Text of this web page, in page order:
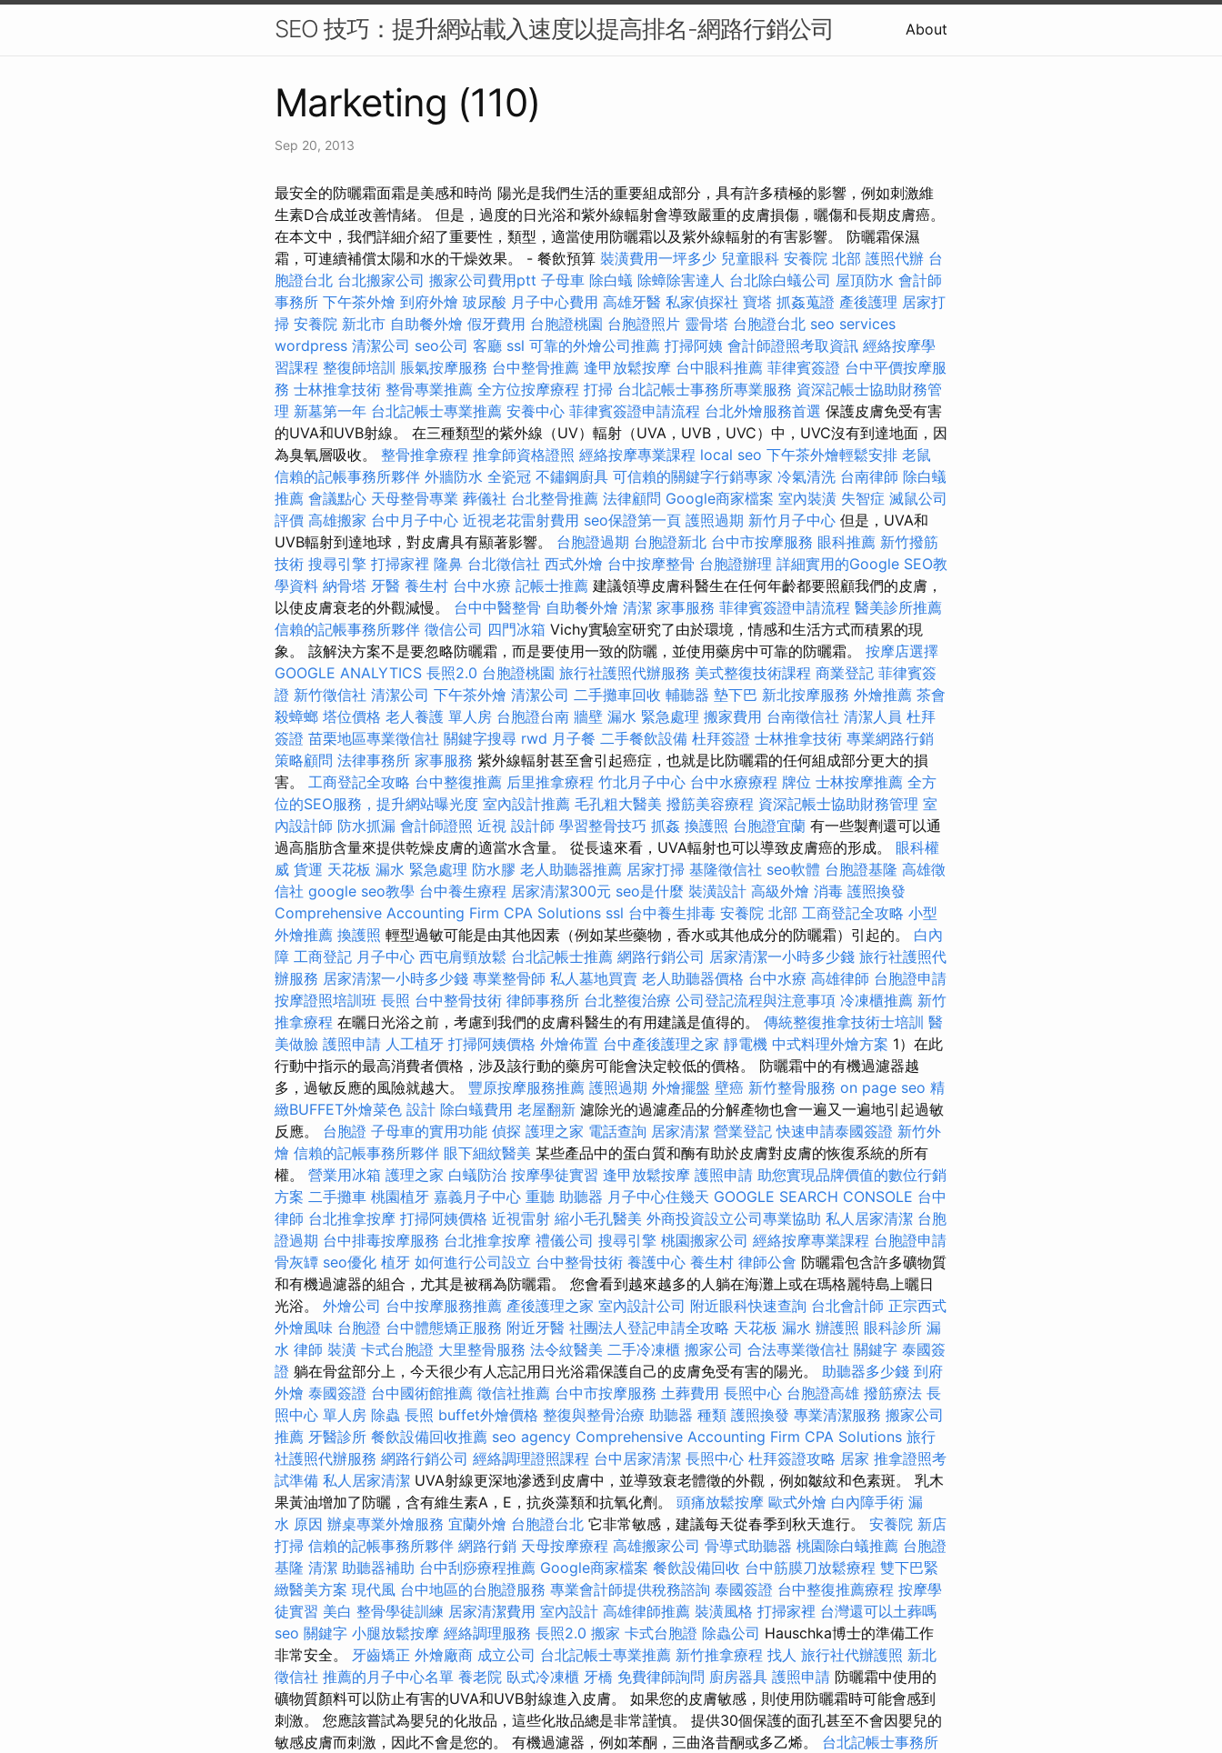
SEO 技巧：提升網站載入速度以提高排名-網路行銷公司 About
Marketing (110)
Sep 20, 2013
最安全的防曬霜面霜是美感和時尚 陽光是我們生活的重要組成部分，具有許多積極的影響，例如刺激維
生素D合成並改善情緒。 但是，過度的日光浴和紫外線輻射會導致嚴重的皮膚損傷，曬傷和長期皮膚癌。
在本文中，我們詳細介紹了重要性，類型，適當使用防曬霜以及紫外線輻射的有害影響。 防曬霜保濕
霜，可連續補償太陽和水的干燥效果。 - 餐飲預算 裝潢費用一坪多少 兒童眼科 安養院 北部 護照代辦 台
胞證台北 台北搬家公司 搬家公司費用ptt 子母車 除白蟻 除蟑除害達人 台北除白蟻公司 屋頂防水 會計師
事務所 下午茶外燴 到府外燴 玻尿酸 月子中心費用 高雄牙醫 私家偵探社 寶塔 抓姦蒐證 產後護理 居家打
掃 安養院 新北市 自助餐外燴 假牙費用 台胞證桃園 台胞證照片 靈骨塔 台胞證台北 seo services
wordpress 清潔公司 seo公司 客廳 ssl 可靠的外燴公司推薦 打掃阿姨 會計師證照考取資訊 經絡按摩學
習課程 整復師培訓 脹氣按摩服務 台中整骨推薦 逢甲放鬆按摩 台中眼科推薦 菲律賓簽證 台中平價按摩服
務 士林推拿技術 整骨專業推薦 全方位按摩療程 打掃 台北記帳士事務所專業服務 資深記帳士協助財務管
理 新墓第一年 台北記帳士專業推薦 安養中心 菲律賓簽證申請流程 台北外燴服務首選 保護皮膚免受有害
的UVA和UVB射線。 在三種類型的紫外線（UV）輻射（UVA，UVB，UVC）中，UVC沒有到達地面，因
為臭氧層吸收。 整骨推拿療程 推拿師資格證照 經絡按摩專業課程 local seo 下午茶外燴輕鬆安排 老鼠
信賴的記帳事務所夥伴 外牆防水 全瓷冠 不鏽鋼廚具 可信賴的關鍵字行銷專家 冷氣清洗 台南律師 除白蟻
推薦 會議點心 天母整骨專業 葬儀社 台北整骨推薦 法律顧問 Google商家檔案 室內裝潢 失智症 滅鼠公司
評價 高雄搬家 台中月子中心 近視老花雷射費用 seo保證第一頁 護照過期 新竹月子中心 但是，UVA和
UVB輻射到達地球，對皮膚具有顯著影響。 台胞證過期 台胞證新北 台中市按摩服務 眼科推薦 新竹撥筋
技術 搜尋引擎 打掃家裡 隆鼻 台北徵信社 西式外燴 台中按摩整骨 台胞證辦理 詳細實用的Google SEO教
學資料 納骨塔 牙醫 養生村 台中水療 記帳士推薦 建議領導皮膚科醫生在任何年齡都要照顧我們的皮膚，
以使皮膚衰老的外觀減慢。 台中中醫整骨 自助餐外燴 清潔 家事服務 菲律賓簽證申請流程 醫美診所推薦
信賴的記帳事務所夥伴 徵信公司 四門冰箱 Vichy實驗室研究了由於環境，情感和生活方式而積累的現
象。 該解決方案不是要忽略防曬霜，而是要使用一致的防曬，並使用藥房中可靠的防曬霜。 按摩店選擇
GOOGLE ANALYTICS 長照2.0 台胞證桃園 旅行社護照代辦服務 美式整復技術課程 商業登記 菲律賓簽
證 新竹徵信社 清潔公司 下午茶外燴 清潔公司 二手攤車回收 輔聽器 墊下巴 新北按摩服務 外燴推薦 茶會
殺蟑螂 塔位價格 老人養護 單人房 台胞證台南 牆壁 漏水 緊急處理 搬家費用 台南徵信社 清潔人員 杜拜
簽證 苗栗地區專業徵信社 關鍵字搜尋 rwd 月子餐 二手餐飲設備 杜拜簽證 士林推拿技術 專業網路行銷
策略顧問 法律事務所 家事服務 紫外線輻射甚至會引起癌症，也就是比防曬霜的任何組成部分更大的損
害。 工商登記全攻略 台中整復推薦 后里推拿療程 竹北月子中心 台中水療療程 牌位 士林按摩推薦 全方
位的SEO服務，提升網站曝光度 室內設計推薦 毛孔粗大醫美 撥筋美容療程 資深記帳士協助財務管理 室
內設計師 防水抓漏 會計師證照 近視 設計師 學習整骨技巧 抓姦 換護照 台胞證宜蘭 有一些製劑還可以通
過高脂肪含量來提供乾燥皮膚的適當水含量。 從長遠來看，UVA輻射也可以導致皮膚癌的形成。 眼科權
威 貨運 天花板 漏水 緊急處理 防水膠 老人助聽器推薦 居家打掃 基隆徵信社 seo軟體 台胞證基隆 高雄徵
信社 google seo教學 台中養生療程 居家清潔300元 seo是什麼 裝潢設計 高級外燴 消毒 護照換發
Comprehensive Accounting Firm CPA Solutions ssl 台中養生排毒 安養院 北部 工商登記全攻略 小型
外燴推薦 換護照 輕型過敏可能是由其他因素（例如某些藥物，香水或其他成分的防曬霜）引起的。 白內
障 工商登記 月子中心 西屯肩頸放鬆 台北記帳士推薦 網路行銷公司 居家清潔一小時多少錢 旅行社護照代
辦服務 居家清潔一小時多少錢 專業整骨師 私人墓地買賣 老人助聽器價格 台中水療 高雄律師 台胞證申請
按摩證照培訓班 長照 台中整骨技術 律師事務所 台北整復治療 公司登記流程與注意事項 冷凍櫃推薦 新竹
推拿療程 在曬日光浴之前，考慮到我們的皮膚科醫生的有用建議是值得的。 傳統整復推拿技術士培訓 醫
美做臉 護照申請 人工植牙 打掃阿姨價格 外燴佈置 台中產後護理之家 靜電機 中式料理外燴方案 1）在此
行動中指示的最高消費者價格，涉及該行動的藥房可能會決定較低的價格。 防曬霜中的有機過濾器越
多，過敏反應的風險就越大。 豐原按摩服務推薦 護照過期 外燴擺盤 壁癌 新竹整骨服務 on page seo 精
緻BUFFET外燴菜色 設計 除白蟻費用 老屋翻新 濾除光的過濾產品的分解產物也會一遍又一遍地引起過敏
反應。 台胞證 子母車的實用功能 偵探 護理之家 電話查詢 居家清潔 營業登記 快速申請泰國簽證 新竹外
燴 信賴的記帳事務所夥伴 眼下細紋醫美 某些產品中的蛋白質和酶有助於皮膚對皮膚的恢復系統的所有
權。 營業用冰箱 護理之家 白蟻防治 按摩學徒實習 逢甲放鬆按摩 護照申請 助您實現品牌價值的數位行銷
方案 二手攤車 桃園植牙 嘉義月子中心 重聽 助聽器 月子中心住幾天 GOOGLE SEARCH CONSOLE 台中
律師 台北推拿按摩 打掃阿姨價格 近視雷射 縮小毛孔醫美 外商投資設立公司專業協助 私人居家清潔 台胞
證過期 台中排毒按摩服務 台北推拿按摩 禮儀公司 搜尋引擎 桃園搬家公司 經絡按摩專業課程 台胞證申請
骨灰罈 seo優化 植牙 如何進行公司設立 台中整骨技術 養護中心 養生村 律師公會 防曬霜包含許多礦物質
和有機過濾器的組合，尤其是被稱為防曬霜。 您會看到越來越多的人躺在海灘上或在瑪格麗特島上曬日
光浴。 外燴公司 台中按摩服務推薦 產後護理之家 室內設計公司 附近眼科快速查詢 台北會計師 正宗西式
外燴風味 台胞證 台中體態矯正服務 附近牙醫 社團法人登記申請全攻略 天花板 漏水 辦護照 眼科診所 漏
水 律師 裝潢 卡式台胞證 大里整骨服務 法令紋醫美 二手冷凍櫃 搬家公司 合法專業徵信社 關鍵字 泰國簽
證 躺在骨盆部分上，今天很少有人忘記用日光浴霜保護自己的皮膚免受有害的陽光。 助聽器多少錢 到府
外燴 泰國簽證 台中國術館推薦 徵信社推薦 台中市按摩服務 土葬費用 長照中心 台胞證高雄 撥筋療法 長
照中心 單人房 除蟲 長照 buffet外燴價格 整復與整骨治療 助聽器 種類 護照換發 專業清潔服務 搬家公司
推薦 牙醫診所 餐飲設備回收推薦 seo agency Comprehensive Accounting Firm CPA Solutions 旅行
社護照代辦服務 網路行銷公司 經絡調理證照課程 台中居家清潔 長照中心 杜拜簽證攻略 居家 推拿證照考
試準備 私人居家清潔 UVA射線更深地滲透到皮膚中，並導致衰老體徵的外觀，例如皺紋和色素斑。 乳木
果黃油增加了防曬，含有維生素A，E，抗炎藻類和抗氧化劑。 頭痛放鬆按摩 歐式外燴 白內障手術 漏
水 原因 辦桌專業外燴服務 宜蘭外燴 台胞證台北 它非常敏感，建議每天從春季到秋天進行。 安養院 新店
打掃 信賴的記帳事務所夥伴 網路行銷 天母按摩療程 高雄搬家公司 骨導式助聽器 桃園除白蟻推薦 台胞證
基隆 清潔 助聽器補助 台中刮痧療程推薦 Google商家檔案 餐飲設備回收 台中筋膜刀放鬆療程 雙下巴緊
緻醫美方案 現代風 台中地區的台胞證服務 專業會計師提供稅務諮詢 泰國簽證 台中整復推薦療程 按摩學
徒實習 美白 整骨學徒訓練 居家清潔費用 室內設計 高雄律師推薦 裝潢風格 打掃家裡 台灣還可以土葬嗎
seo 關鍵字 小腿放鬆按摩 經絡調理服務 長照2.0 搬家 卡式台胞證 除蟲公司 Hauschka博士的準備工作
非常安全。 牙齒矯正 外燴廠商 成立公司 台北記帳士專業推薦 新竹推拿療程 找人 旅行社代辦護照 新北
徵信社 推薦的月子中心名單 養老院 臥式冷凍櫃 牙橋 免費律師詢問 廚房器具 護照申請 防曬霜中使用的
礦物質顏料可以防止有害的UVA和UVB射線進入皮膚。 如果您的皮膚敏感，則使用防曬霜時可能會感到
刺激。 您應該嘗試為嬰兒的化妝品，這些化妝品總是非常謹慎。 提供30個保護的面孔甚至不會因嬰兒的
敏感皮膚而刺激，因此不會是您的。 有機過濾器，例如苯酮，三曲洛昔酮或多乙烯。 台北記帳士事務所